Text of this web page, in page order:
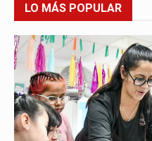
LO MÁS POPULAR